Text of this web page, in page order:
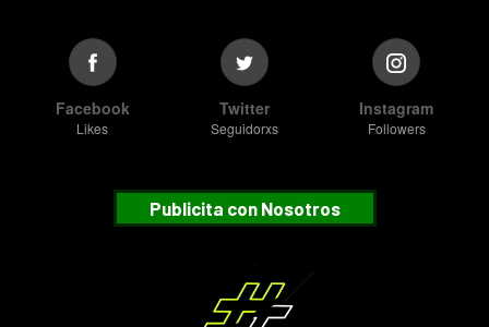
Facebook
Likes
Twitter
Seguidorxs
Instagram
Followers
Publicita con Nosotros